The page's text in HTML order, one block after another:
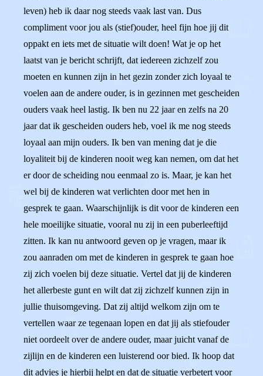
leven) heb ik daar nog steeds vaak last van. Dus
compliment voor jou als (stief)ouder, heel fijn hoe jij dit
oppakt en iets met de situatie wilt doen! Wat je op het
laatst van je bericht schrijft, dat iedereen zichzelf zou
moeten en kunnen zijn in het gezin zonder zich loyaal te
voelen aan de andere ouder, is in gezinnen met gescheiden
ouders vaak heel lastig. Ik ben nu 22 jaar en zelfs na 20
jaar dat ik gescheiden ouders heb, voel ik me nog steeds
loyaal aan mijn ouders. Ik ben van mening dat je die
loyaliteit bij de kinderen nooit weg kan nemen, om dat het
er door de scheiding nou eenmaal zo is. Maar, je kan het
wel bij de kinderen wat verlichten door met hen in
gesprek te gaan. Waarschijnlijk is dit voor de kinderen een
hele moeilijke situatie, vooral nu zij in een puberleeftijd
zitten. Ik kan nu antwoord geven op je vragen, maar ik
zou aanraden om met de kinderen in gesprek te gaan hoe
zij zich voelen bij deze situatie. Vertel dat jij de kinderen
het allerbeste gunt en wilt dat zij zichzelf kunnen zijn in
jullie thuisomgeving. Dat zij altijd welkom zijn om te
vertellen waar ze tegenaan lopen en dat jij als stiefouder
niet oordeelt over de andere ouder, maar juicht vanaf de
zijlijn en de kinderen een luisterend oor bied. Ik hoop dat
dit advies je hierbij helpt en dat de situatie verbetert voor